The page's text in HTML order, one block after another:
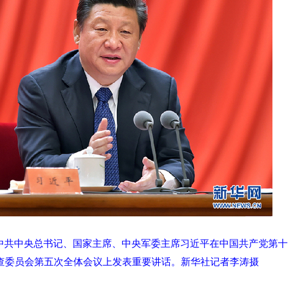
共中央总书记、国家主席、中央军委主席习近平在中国共产党第十
委员会第五次全体会议上发表重要讲话。新华社记者李涛摄